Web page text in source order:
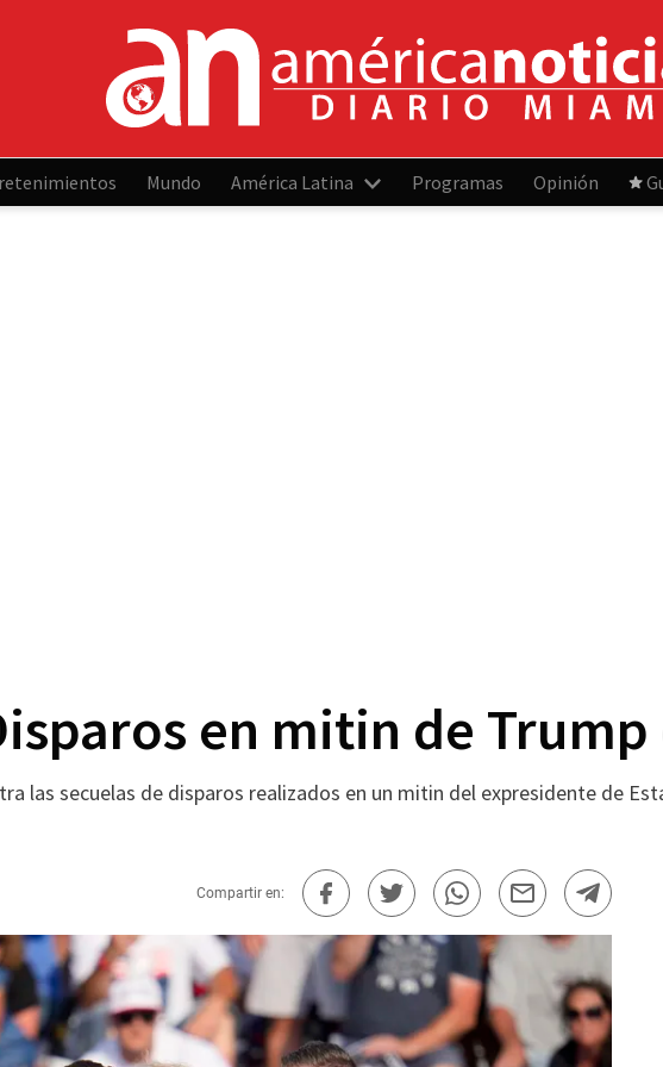
Mundo América Latina Programas Opinión
en mitin de
las secuelas de disparos realizados en un mitin del expresidente de
Compartir en: